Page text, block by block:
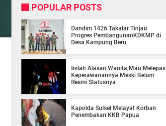
POPULAR POSTS
Dandim 1426 Takalar Tinjau
Progres PembangunanKDKMP di
Desa Kampung Beru
Inilah Alasan Wanita,Mau Melepas
Keperawanannya Meski Belum
Resmi Statusnya
Kapolda Sulsel Melayat Korban
Penembakan KKB Papua